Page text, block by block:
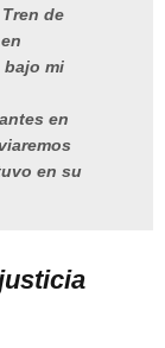
de
bajo mi
en
en su